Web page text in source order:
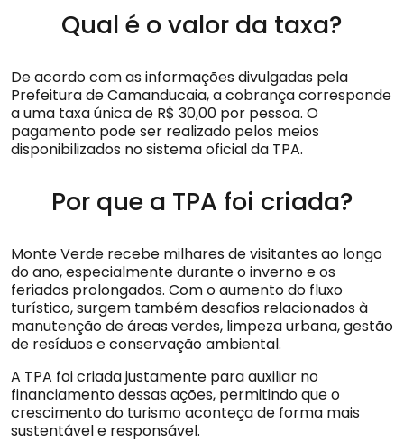
Qual é o valor da taxa?
De acordo com as informações divulgadas pela
Prefeitura de Camanducaia, a cobrança corresponde
a uma taxa única de R$ 30,00 por pessoa. O
pagamento pode ser realizado pelos meios
disponibilizados no sistema oficial da TPA.
Por que a TPA foi criada?
Monte Verde recebe milhares de visitantes ao longo
do ano, especialmente durante o inverno e os
feriados prolongados. Com o aumento do fluxo
turístico, surgem também desafios relacionados à
manutenção de áreas verdes, limpeza urbana, gestão
de resíduos e conservação ambiental.
A TPA foi criada justamente para auxiliar no
financiamento dessas ações, permitindo que o
crescimento do turismo aconteça de forma mais
sustentável e responsável.